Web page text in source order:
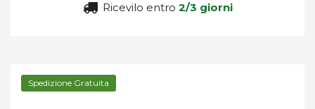
Ricevilo entro 2/3 giorni
Spedizione Gratuita